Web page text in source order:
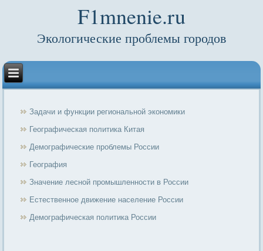
F1mnenie.ru
Экологические проблемы городов
Задачи и функции региональной экономики
Географическая политика Китая
Демографические проблемы России
География
Значение лесной промышленности в России
Естественное движение население России
Демографическая политика России